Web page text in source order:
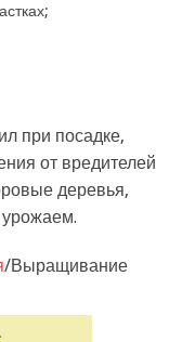
при посадке,
от вредителей
деревья,
/Выращивание